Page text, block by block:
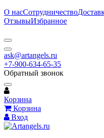
О насСотрудничество
ОтзывыИзбранное
ask@artangels.ru
+7-900-634-65-35
Обратный звонок
Корзина
Корзина
Вход